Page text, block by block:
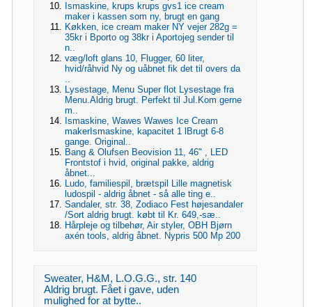
Ismaskine, krups krups gvs1 ice cream
maker i kassen som ny, brugt en gang
Køkken, ice cream maker NY vejer 282g =
35kr i Bporto og 38kr i Aportojeg sender til
n..
væg/loft glans 10, Flugger, 60 liter,
hvid/råhvid Ny og uåbnet fik det til overs da
..
Lysestage, Menu Super flot Lysestage fra
Menu.Aldrig brugt. Perfekt til Jul.Kom gerne
m..
Ismaskine, Wawes Wawes Ice Cream
makerIsmaskine, kapacitet 1 lBrugt 6-8
gange. Original..
Bang & Olufsen Beovision 11, 46" , LED
Frontstof i hvid, original pakke, aldrig
åbnet...
Ludo, familiespil, brætspil Lille magnetisk
ludospil - aldrig åbnet - så alle ting e..
Sandaler, str. 38, Zodiaco Fest højesandaler
/Sort aldrig brugt. købt til Kr. 649,-sæ..
Hårpleje og tilbehør, Air styler, OBH Bjørn
axén tools, aldrig åbnet. Nypris 500 Mp 200
Sweater, H&M, L.O.G.G., str. 140
Aldrig brugt. Fået i gave, uden
mulighed for at bytte..